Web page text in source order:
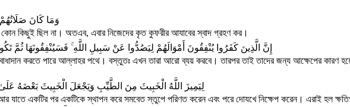
وَمَا كَانَ
কোন কিছুই ছিল না। অতএব, এবার নিজেদের কৃত কুফরীর আযাবের স্বাদ গ্রহণ কর।
إِنَّ الَّذِينَ كَفَرُوا يُنْفِقُونَ أَمْوَالَهُمْ لِيَصُدُّوا عَنْ سَبِيلِ اللَّهِ ۚ فَسَيُنْفِقُونَهَا
করতে পারে আল্লাহর পথে। বস্তুতঃ এখন তারা আরো ব্যয় করবে। তারপর তাই তাদের জন্য আক্ষেপের কারণ
لِيَمِيزَ اللَّهُ الْخَبِيثَ مِنَ الطَّيِّبِ وَيَجْعَلَ الْخَبِيثَ بَعْضَهُ
একটির পর একটিকে স্থাপন করে সমবেত স্তুপে পরিণত করেন এবং পরে দোযখে নিক্ষেপ করেন। এরাই হল